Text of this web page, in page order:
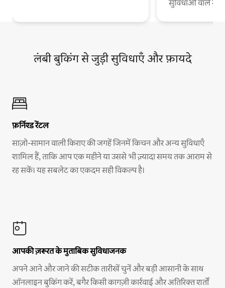
सुविधाओं वाले
लंबी बुकिंग से जुड़ी सुविधाएँ और फ़ायदे
फ़र्निश्ड रेंटल
साज़ो-सामान वाली किराए की जगहें जिनमें किचन और अन्य सुविधाएँ
शामिल हैं, ताकि आप एक महीने या उससे भी ज़्यादा समय तक आराम से
रह सकें। यह सबलेट का एकदम सही विकल्प है।
आपकी ज़रूरत के मुताबिक सुविधाजनक
अपने आने और जाने की सटीक तारीखें चुनें और बड़ी आसानी के साथ
ऑनलाइन बुकिंग करें, बगैर किसी कागज़ी कार्रवाई और अतिरिक्त शर्तों